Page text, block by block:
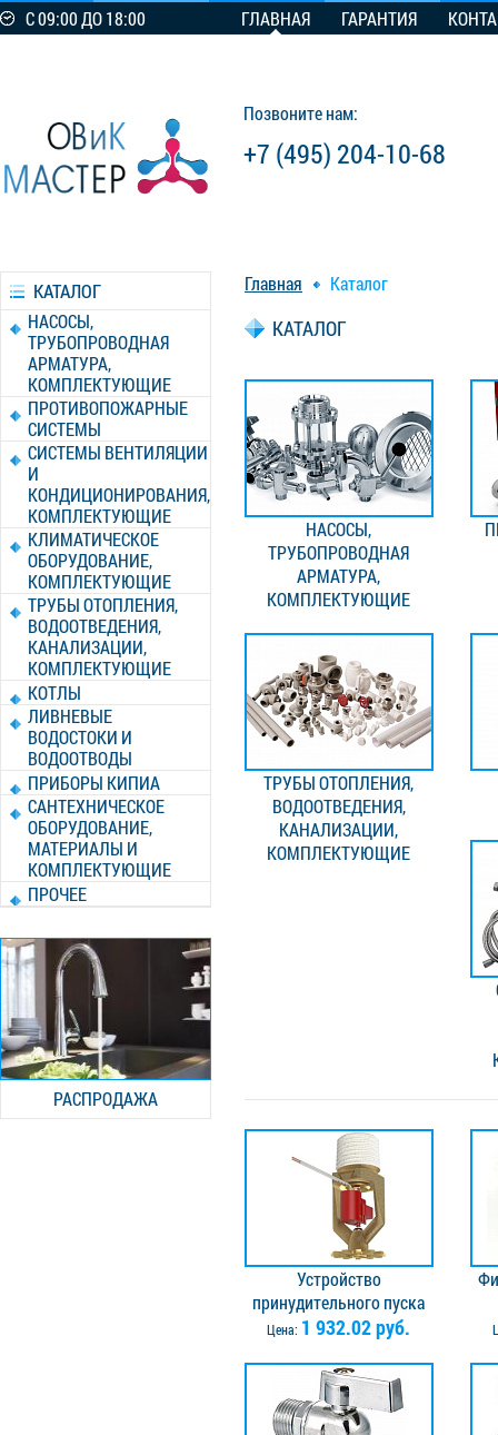
С 09:00 ДО 18:00 ГЛАВНАЯ ГАРАНТИЯ
Позвоните нам:
+7 (495) 204-10-68
КАТАЛОГ
НАСОСЫ,
ТРУБОПРОВОДНАЯ
АРМАТУРА,
КОМПЛЕКТУЮЩИЕ
ПРОТИВОПОЖАРНЫЕ
СИСТЕМЫ
СИСТЕМЫ ВЕНТИЛЯЦИИ
И
КОНДИЦИОНИРОВАНИЯ,
КОМПЛЕКТУЮЩИЕ
КЛИМАТИЧЕСКОЕ
ОБОРУДОВАНИЕ,
КОМПЛЕКТУЮЩИЕ
ТРУБЫ ОТОПЛЕНИЯ,
ВОДООТВЕДЕНИЯ,
КАНАЛИЗАЦИИ,
КОМПЛЕКТУЮЩИЕ
КОТЛЫ
ЛИВНЕВЫЕ
ВОДОСТОКИ И
ВОДООТВОДЫ
ПРИБОРЫ КИПИА
САНТЕХНИЧЕСКОЕ
ОБОРУДОВАНИЕ,
МАТЕРИАЛЫ И
КОМПЛЕКТУЮЩИЕ
ПРОЧЕЕ
РАСПРОДАЖА
Главная Каталог
КАТАЛОГ
НАСОСЫ,
ТРУБОПРОВОДНАЯ
АРМАТУРА,
КОМПЛЕКТУЮЩИЕ
ТРУБЫ ОТОПЛЕНИЯ,
ВОДООТВЕДЕНИЯ,
КАНАЛИЗАЦИИ,
КОМПЛЕКТУЮЩИЕ
Устройство
принудительного пуска
оросителей УПП "Старт-
Цена: 1 932.02 руб.